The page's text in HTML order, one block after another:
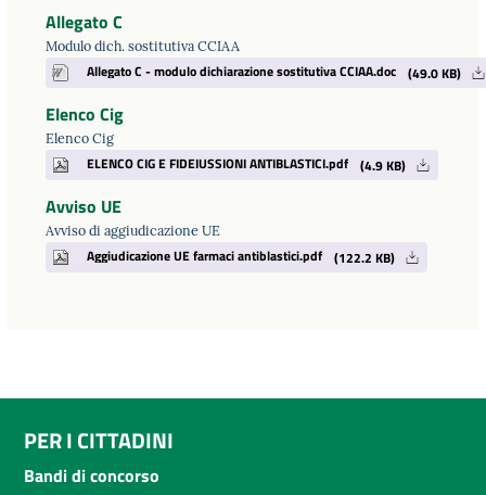
Allegato C
Modulo dich. sostitutiva CCIAA
Allegato C - modulo dichiarazione sostitutiva CCIAA.doc (49.0 KB)
Elenco Cig
Elenco Cig
ELENCO CIG E FIDEIUSSIONI ANTIBLASTICI.pdf (4.9 KB)
Avviso UE
Avviso di aggiudicazione UE
Aggiudicazione UE farmaci antiblastici.pdf (122.2 KB)
PER I CITTADINI
Bandi di concorso